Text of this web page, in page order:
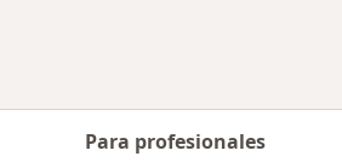
Para profesionales